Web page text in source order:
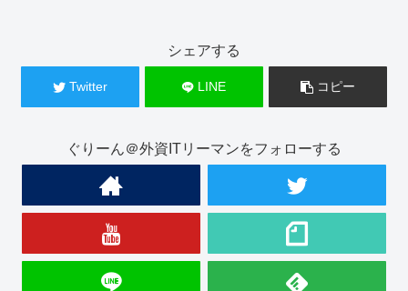
シェアする
Twitter LINE コピー
ぐりーん＠外資ITリーマンをフォローする